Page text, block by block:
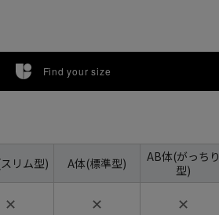
Find your size
リム型) A体(標準型)
AB体(がっちり
型)
✕ ✕ ✕